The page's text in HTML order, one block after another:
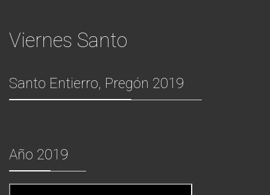
Viernes Santo
Santo Entierro, Pregón 2019
Año 2019